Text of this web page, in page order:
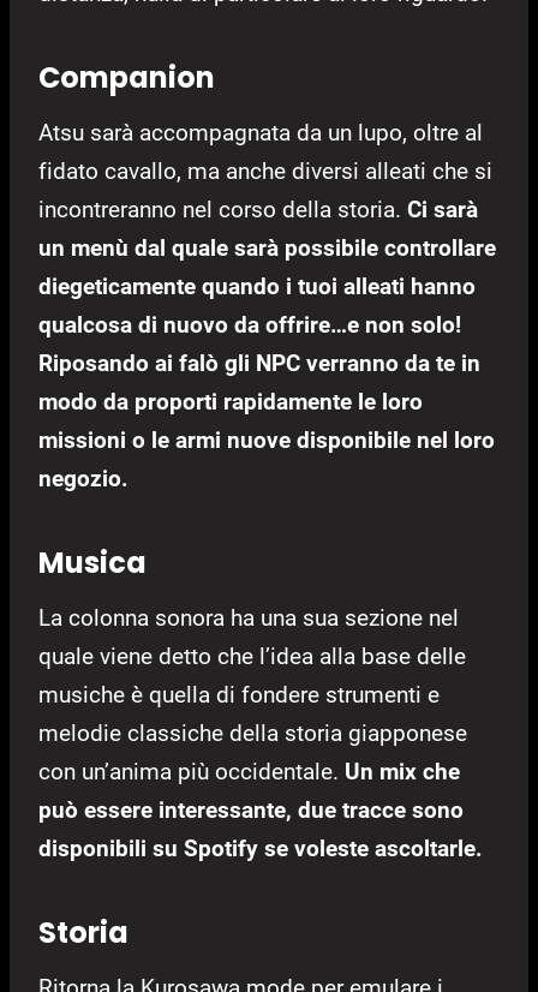
Companion
Atsu sarà accompagnata da un lupo, oltre al
fidato cavallo, ma anche diversi alleati che si
incontreranno nel corso della storia. Ci sarà
un menù dal quale sarà possibile controllare
diegeticamente quando i tuoi alleati hanno
qualcosa di nuovo da offrire…e non solo!
Riposando ai falò gli NPC verranno da te in
modo da proporti rapidamente le loro
missioni o le armi nuove disponibile nel loro
negozio.
Musica
La colonna sonora ha una sua sezione nel
quale viene detto che l’idea alla base delle
musiche è quella di fondere strumenti e
melodie classiche della storia giapponese
con un’anima più occidentale. Un mix che
può essere interessante, due tracce sono
disponibili su Spotify se voleste ascoltarle.
Storia